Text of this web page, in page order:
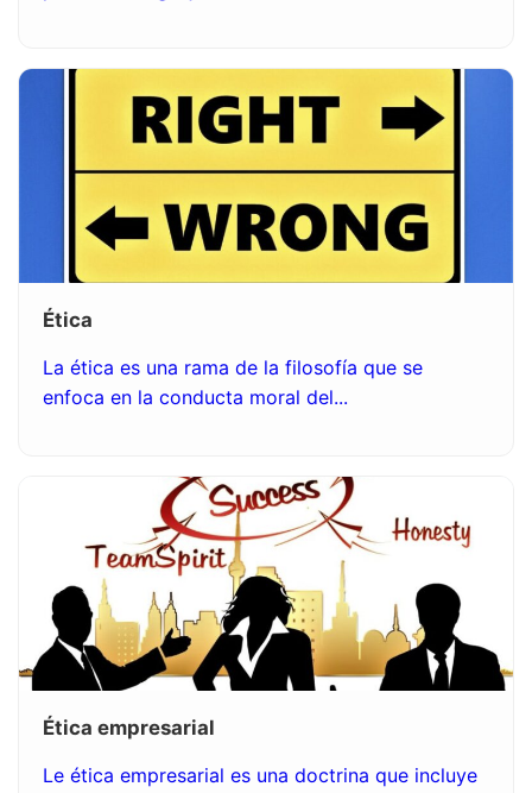
Ética
La ética es una rama de la filosofía que se
enfoca en la conducta moral del...
Ética empresarial
Le ética empresarial es una doctrina que incluye